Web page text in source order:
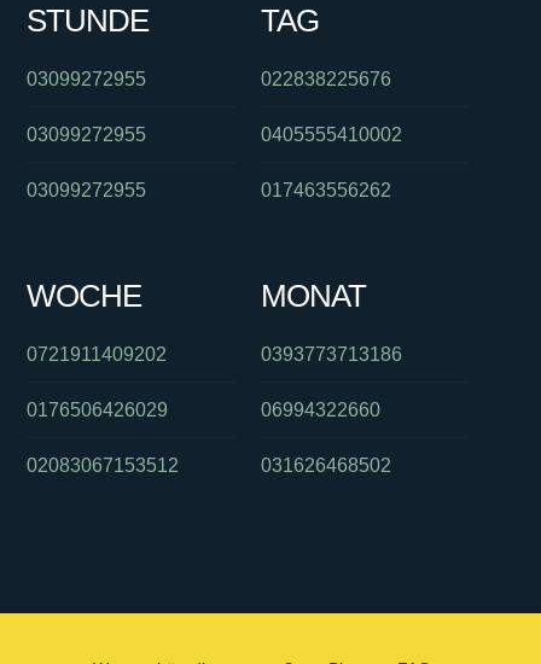
STUNDE
03099272955
03099272955
03099272955
TAG
022838225676
0405555410002
017463556262
WOCHE
0721911409202
0176506426029
02083067153512
MONAT
0393773713186
06994322660
031626468502